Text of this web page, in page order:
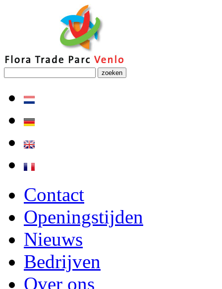
zoeken
Contact
Openingstijden
Nieuws
Bedrijven
Over ons